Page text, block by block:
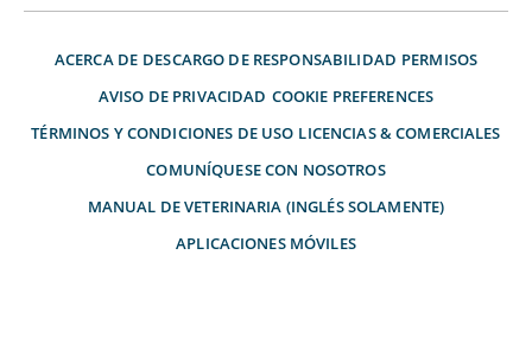
ACERCA DE DESCARGO DE RESPONSABILIDAD PERMISOS
AVISO DE PRIVACIDAD COOKIE PREFERENCES
TÉRMINOS Y CONDICIONES DE USO LICENCIAS & COMERCIALES
COMUNÍQUESE CON NOSOTROS
MANUAL DE VETERINARIA (INGLÉS SOLAMENTE)
APLICACIONES MÓVILES